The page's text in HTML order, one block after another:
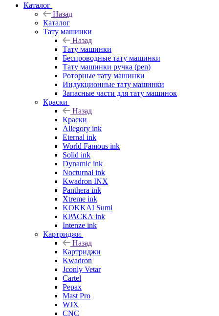
Каталог
Назад
Каталог
Тату машинки
Назад
Тату машинки
Беспроводные тату машинки
Тату машинки ручка (pen)
Роторные тату машинки
Индукционные тату машинки
Запасные части для тату машинок
Краски
Назад
Краски
Allegory ink
Eternal ink
World Famous ink
Solid ink
Dynamic ink
Nocturnal ink
Kwadron INX
Panthera ink
Xtreme ink
KOKKAI Sumi
КРАСКА ink
Intenze ink
Картриджи
Назад
Картриджи
Kwadron
Jconly Vetar
Cartel
Pepax
Mast Pro
WJX
CNC